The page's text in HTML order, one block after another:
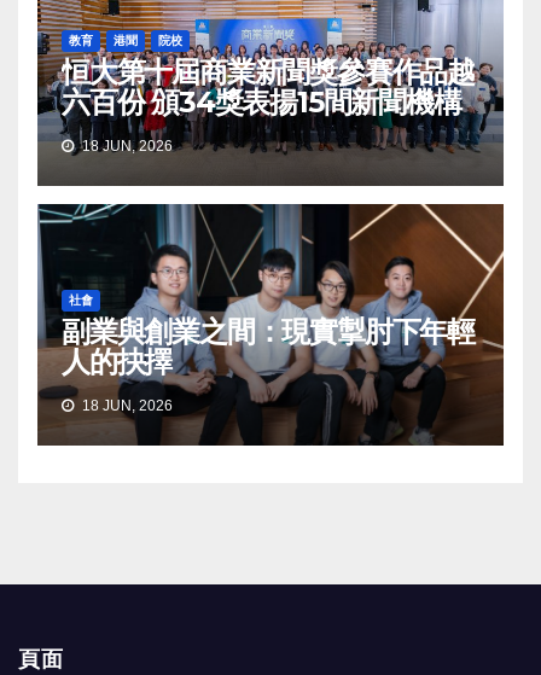
教育 港聞 院校
恒大第十屆商業新聞獎參賽作品越
六百份 頒34獎表揚15間新聞機構
18 JUN, 2026
社會
副業與創業之間：現實掣肘下年輕
人的抉擇
18 JUN, 2026
頁面